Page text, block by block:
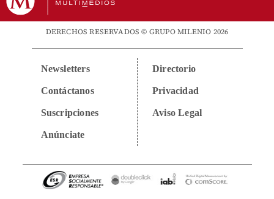
DERECHOS RESERVADOS © GRUPO MILENIO 2026
Newsletters
Contáctanos
Suscripciones
Anúnciate
Directorio
Privacidad
Aviso Legal